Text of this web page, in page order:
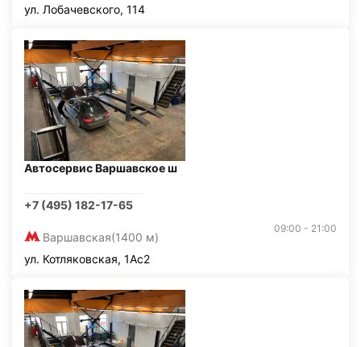
ул. Лобачевского, 114
Автосервис Варшавское ш
+7 (495) 182-17-65
Варшавская(1400 м)
09:00 - 21:00
ул. Котляковская, 1Ас2